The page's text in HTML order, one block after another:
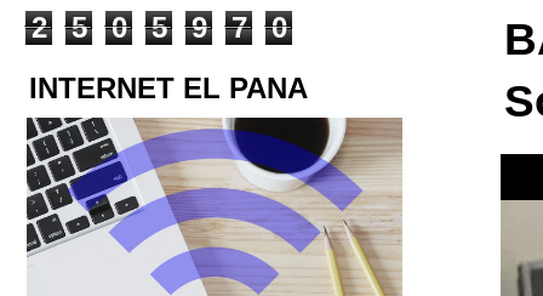
2
5 0 5 9 7
0
INTERNET EL PANA